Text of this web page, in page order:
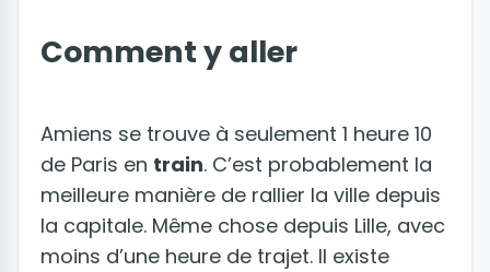
Comment y aller
Amiens se trouve à seulement 1 heure 10
de Paris en train. C’est probablement la
meilleure manière de rallier la ville depuis
la capitale. Même chose depuis Lille, avec
moins d’une heure de trajet. Il existe